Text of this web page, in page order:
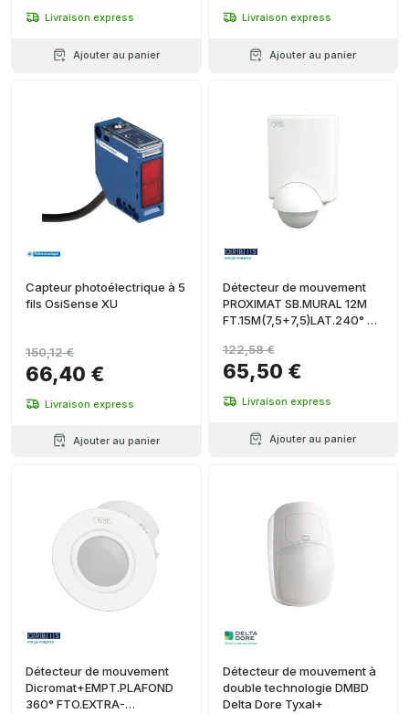
Livraison express
Ajouter au panier
Livraison express
Ajouter au panier
Capteur photoélectrique à 5
fils OsiSense XU
66,40 €
150,12 €
Livraison express
Ajouter au panier
Détecteur de mouvement
PROXIMAT SB.MURAL 12M
FT.15M(7,5+7,5)LAT.240° 5-
65,50 €
122,58 €
Livraison express
Ajouter au panier
Détecteur de mouvement
Dicromat+EMPT.PLAFOND
360° FTO.EXTRA-
Détecteur de mouvement à
double technologie DMBD
Delta Dore Tyxal+